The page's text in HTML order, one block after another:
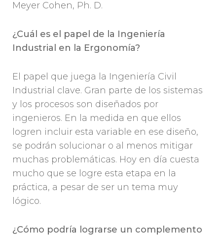
Meyer Cohen, Ph. D.
¿Cuál es el papel de la Ingeniería
Industrial en la Ergonomía?
El papel que juega la Ingeniería Civil
Industrial clave. Gran parte de los sistemas
y los procesos son diseñados por
ingenieros. En la medida en que ellos
logren incluir esta variable en ese diseño,
se podrán solucionar o al menos mitigar
muchas problemáticas. Hoy en día cuesta
mucho que se logre esta etapa en la
práctica, a pesar de ser un tema muy
lógico.
¿Cómo podría lograrse un complemento